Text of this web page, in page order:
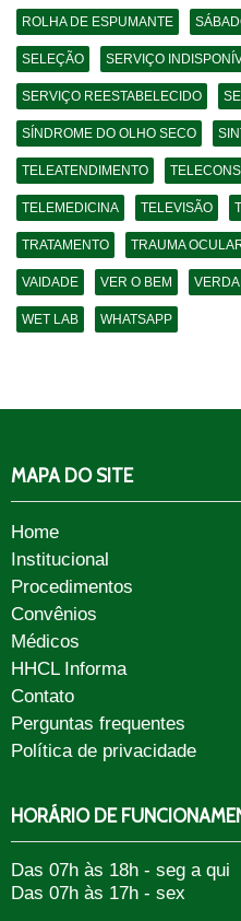
ROLHA DE ESPUMANTE
SELEÇÃO SERVIÇO
SERVIÇO REESTABELECIDO
SÍNDROME DO OLHO SECO
TELEATENDIMENTO
TELEMEDICINA TELEVISÃO
TRATAMENTO TRAUMA
VAIDADE VER O BEM
WET LAB WHATSAPP
MAPA DO SITE
Home
Institucional
Procedimentos
Convênios
Médicos
HHCL Informa
Contato
Perguntas frequentes
Política de privacidade
HORÁRIO DE
Das 07h às 18h - seg a qui
Das 07h às 17h - sex